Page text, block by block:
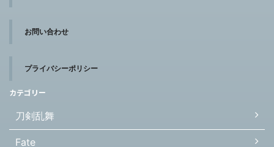
お問い合わせ
プライバシーポリシー
カテゴリー
刀剣乱舞
Fate